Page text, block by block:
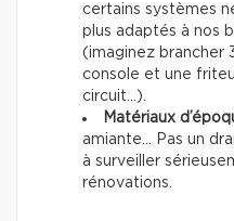
certains systèmes
plus adaptés à nos
(imaginez brancher
console et une
circuit...).
Matériaux
amiante… Pas un
à surveiller
rénovations.